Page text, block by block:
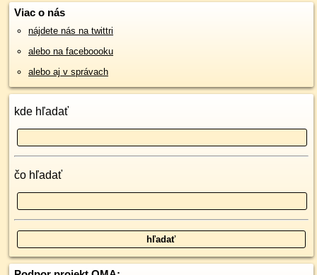
Viac o nás
nájdete nás na twittri
alebo na faceboooku
alebo aj v správach
kde hľadať
čo hľadať